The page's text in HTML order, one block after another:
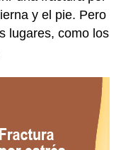
y el pie. Pero
lugares, como los